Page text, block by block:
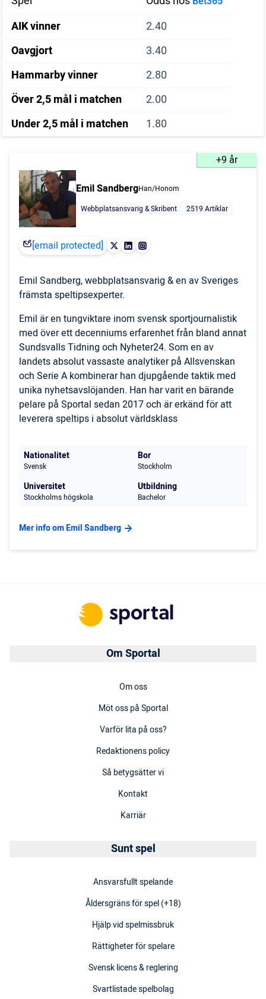
AIK vinner
2.40
Oavgjort
3.40
Hammarby vinner
2.80
Över 2,5 mål i matchen
2.00
Under 2,5 mål i matchen
1.80
+9 år
Emil SandbergHan/Honom
Webbplatsansvarig & Skribent
2519 Artiklar
[email protected]
Emil Sandberg, webbplatsansvarig & en av Sveriges
främsta speltipsexperter.
Emil är en tungviktare inom svensk sportjournalistik
med över ett decenniums erfarenhet från bland annat
Sundsvalls Tidning och Nyheter24. Som en av
landets absolut vassaste analytiker på Allsvenskan
och Serie A kombinerar han djupgående taktik med
unika nyhetsavslöjanden. Han har varit en bärande
pelare på Sportal sedan 2017 och är erkänd för att
leverera speltips i absolut världsklass
Nationalitet
Svensk
Bor
Stockholm
Universitet
Stockholms högskola
Utbildning
Bachelor
Mer info om Emil Sandberg
Om Sportal
Om oss
Möt oss på Sportal
Varför lita på oss?
Redaktionens policy
Så betygsätter vi
Kontakt
Karriär
Sunt spel
Ansvarsfullt spelande
Åldersgräns för spel (+18)
Hjälp vid spelmissbruk
Rättigheter för spelare
Svensk licens & reglering
Svartlistade spelbolag